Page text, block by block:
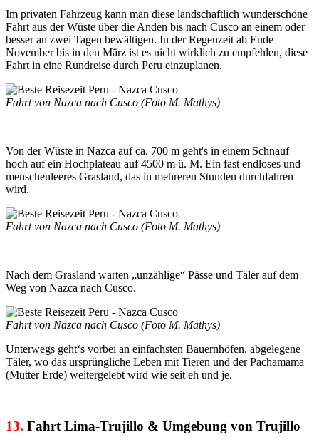
Im privaten Fahrzeug kann man diese landschaftlich wunderschöne
Fahrt aus der Wüste über die Anden bis nach Cusco an einem oder
besser an zwei Tagen bewältigen. In der Regenzeit ab Ende
November bis in den März ist es nicht wirklich zu empfehlen, diese
Fahrt in eine Rundreise durch Peru einzuplanen.
Fahrt von Nazca nach Cusco (Foto M. Mathys)
Von der Wüste in Nazca auf ca. 700 m geht's in einem Schnauf
hoch auf ein Hochplateau auf 4500 m ü. M. Ein fast endloses und
menschenleeres Grasland, das in mehreren Stunden durchfahren
wird.
Fahrt von Nazca nach Cusco (Foto M. Mathys)
Nach dem Grasland warten „unzählige“ Pässe und Täler auf dem
Weg von Nazca nach Cusco.
Fahrt von Nazca nach Cusco (Foto M. Mathys)
Unterwegs geht‘s vorbei an einfachsten Bauernhöfen, abgelegene
Täler, wo das ursprüngliche Leben mit Tieren und der Pachamama
(Mutter Erde) weitergelebt wird wie seit eh und je.
13. Fahrt Lima-Trujillo & Umgebung von Trujillo